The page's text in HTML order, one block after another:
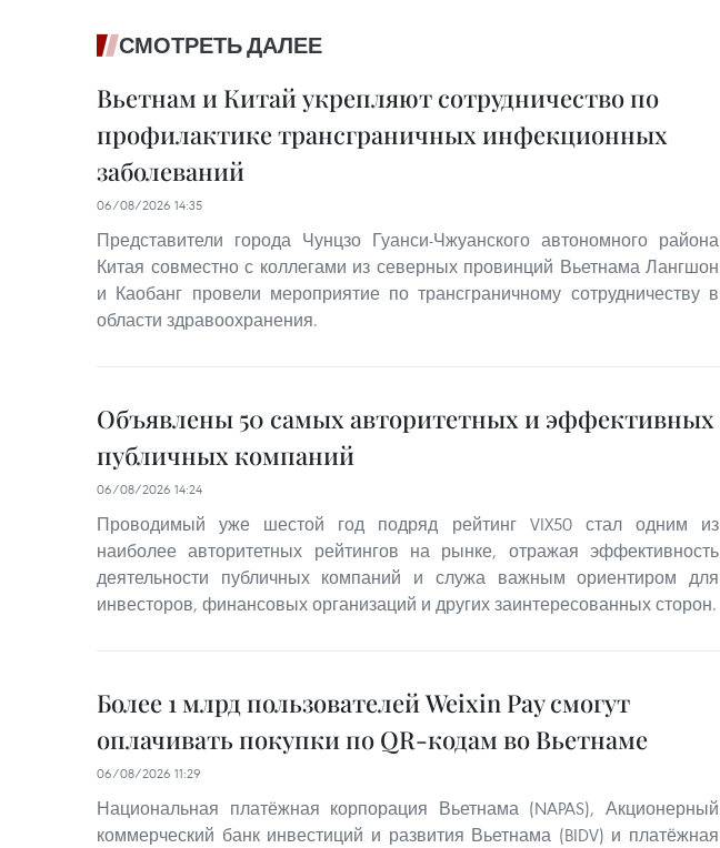
СМОТРЕТЬ ДАЛЕЕ
Вьетнам и Китай укрепляют сотрудничество по
профилактике трансграничных инфекционных
заболеваний
06/08/2026 14:35
Представители города Чунцзо Гуанси-Чжуанского автономного района
Китая совместно с коллегами из северных провинций Вьетнама Лангшон
и Каобанг провели мероприятие по трансграничному сотрудничеству в
области здравоохранения.
Объявлены 50 самых авторитетных и эффективных
публичных компаний
06/08/2026 14:24
Проводимый уже шестой год подряд рейтинг VIX50 стал одним из
наиболее авторитетных рейтингов на рынке, отражая эффективность
деятельности публичных компаний и служа важным ориентиром для
инвесторов, финансовых организаций и других заинтересованных сторон.
Более 1 млрд пользователей Weixin Pay смогут
оплачивать покупки по QR-кодам во Вьетнаме
06/08/2026 11:29
Национальная платёжная корпорация Вьетнама (NAPAS), Акционерный
коммерческий банк инвестиций и развития Вьетнама (BIDV) и платёжная